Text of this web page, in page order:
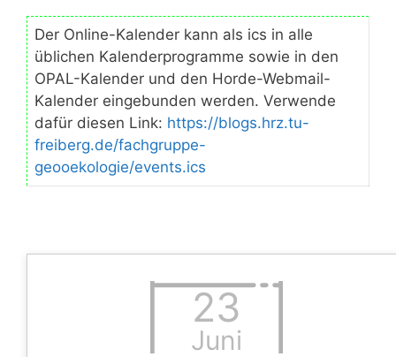
Der Online-Kalender kann als ics in alle
üblichen Kalenderprogramme sowie in den
OPAL-Kalender und den Horde-Webmail-
Kalender eingebunden werden. Verwende
dafür diesen Link: https://blogs.hrz.tu-
freiberg.de/fachgruppe-
geooekologie/events.ics
23
Juni